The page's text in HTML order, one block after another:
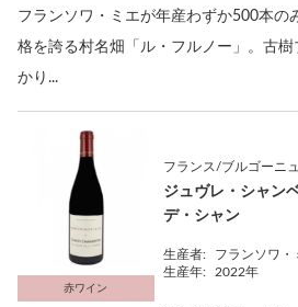
フランソワ・ミエが年産わずか500本の
格を誇る村名畑「ル・フルノー」。古
かり...
赤ワイン
フランス/ブルゴーニュ
ジュヴレ・シャン
デ・シャン
生産者:
フランソワ・
生産年:
2022年